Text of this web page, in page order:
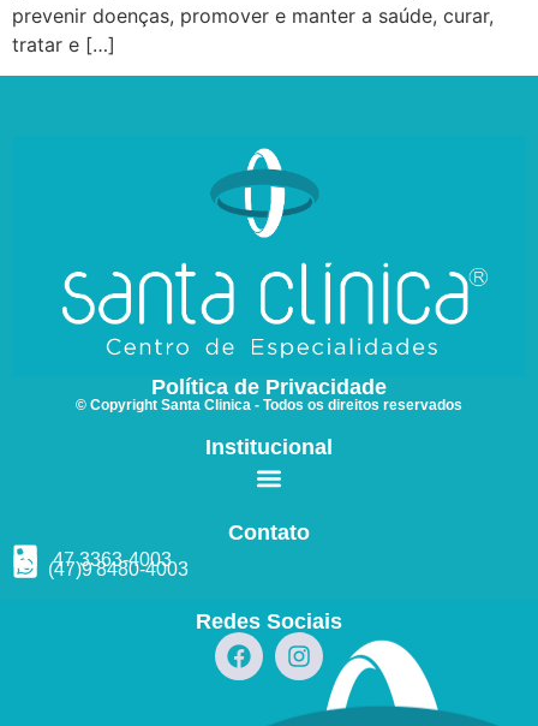
prevenir doenças, promover e manter a saúde, curar,
tratar e […]
Política de Privacidade
© Copyright Santa Clinica - Todos os direitos reservados
Institucional
Contato
47 3363-4003
(47)98480-4003
Redes Sociais